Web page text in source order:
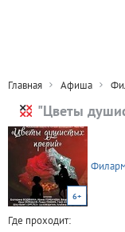
Главная Афиша
"Цветы
6+
Где проходит: